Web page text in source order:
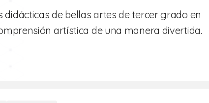
didácticas de bellas artes de tercer grado en
artística de una manera divertida.